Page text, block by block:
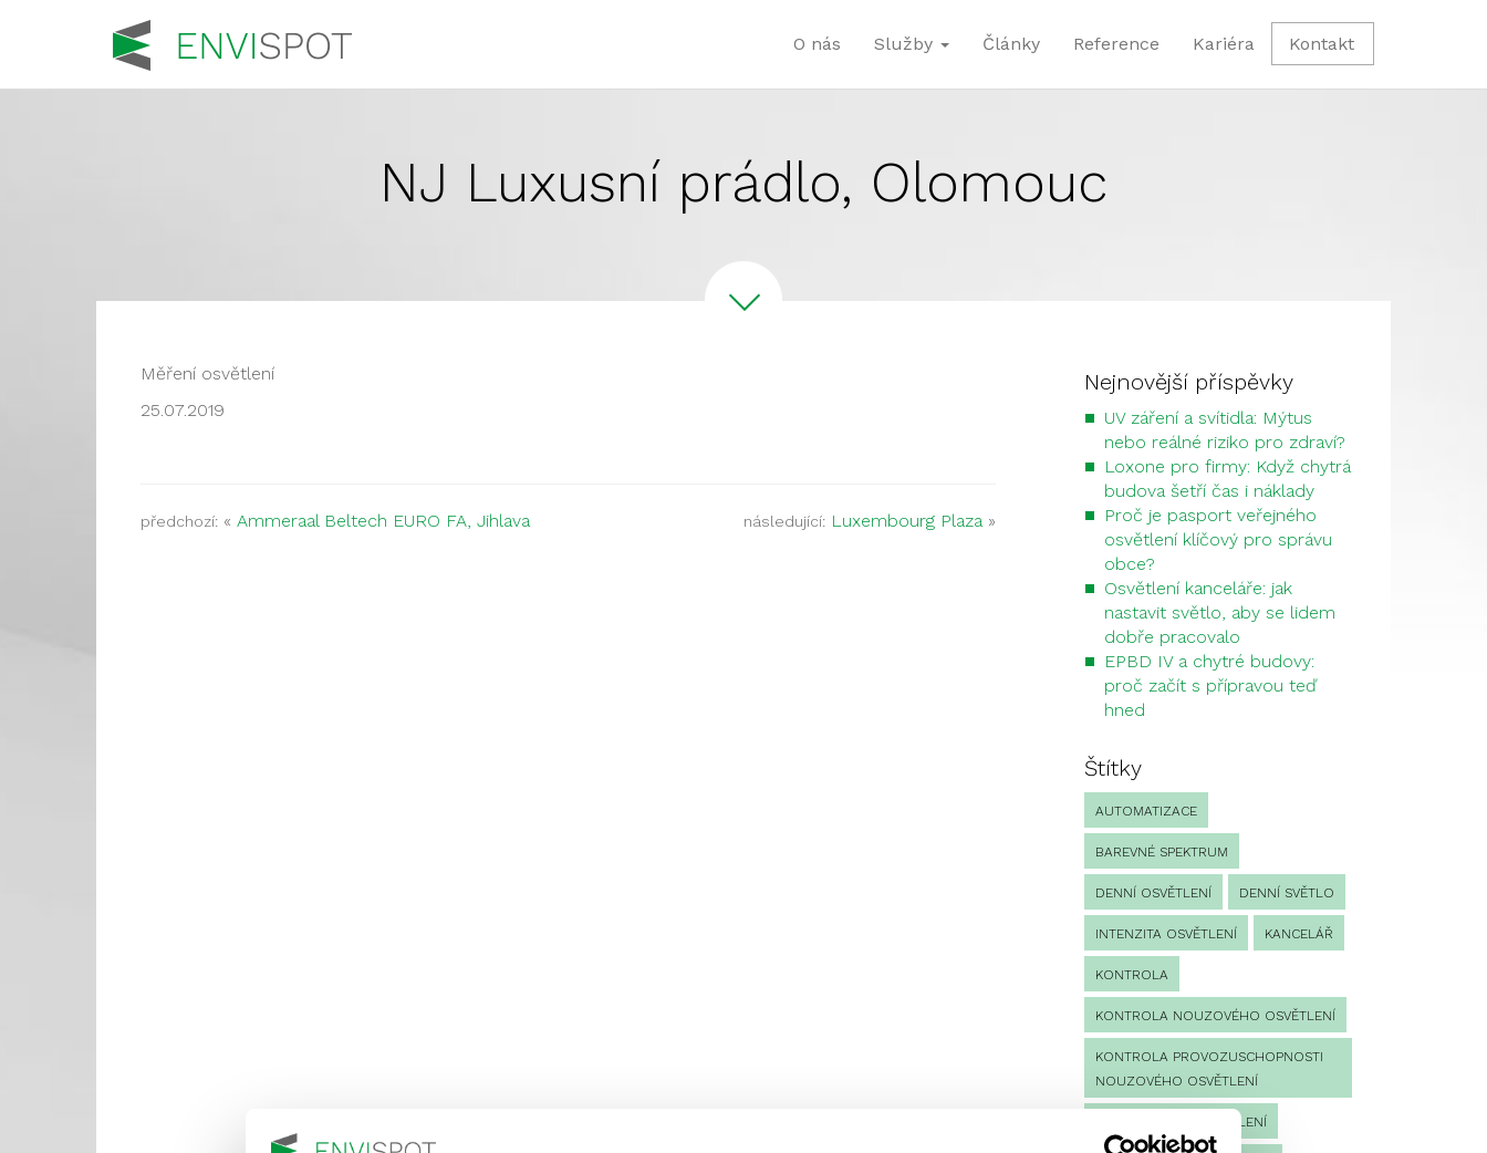
O nás Služby Články Reference Kariéra Kontakt
NJ Luxusní prádlo, Olomouc
Měření osvětlení
25.07.2019
předchozí: « Ammeraal Beltech EURO FA, Jihlava následující: Luxembourg Plaza»
Nejnovější příspěvky
UV záření a svítidla: Mýtus
nebo reálné riziko pro zdraví?
Loxone pro firmy: Když chytrá
budova šetří čas i náklady
Proč je pasport veřejného
osvětlení klíčový pro správu
obce?
Osvětlení kanceláře: jak
nastavit světlo, aby se lidem
dobře pracovalo
EPBD IV a chytré budovy:
proč začít s přípravou teď
hned
Štítky
AUTOMATIZACE
BAREVNÉ SPEKTRUM
DENNÍ OSVĚTLENÍ DENNÍ SVĚTLO
INTENZITA OSVĚTLENÍ KANCELÁŘ
KONTROLA
KONTROLA NOUZOVÉHO OSVĚTLENÍ
KONTROLA PROVOZUSCHOPNOSTI
NOUZOVÉHO OSVĚTLENÍ
LED NOUZOVÉ OSVĚTLENÍ